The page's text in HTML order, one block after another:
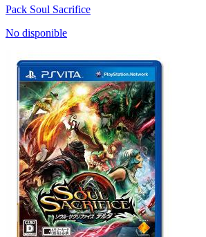
Pack Soul Sacrifice
No disponible